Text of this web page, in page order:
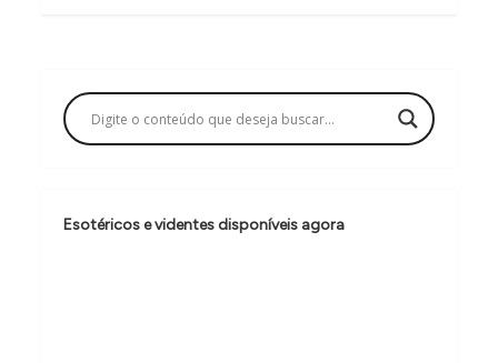
ç
ã
d
Esotéricos e videntes disponíveis agora